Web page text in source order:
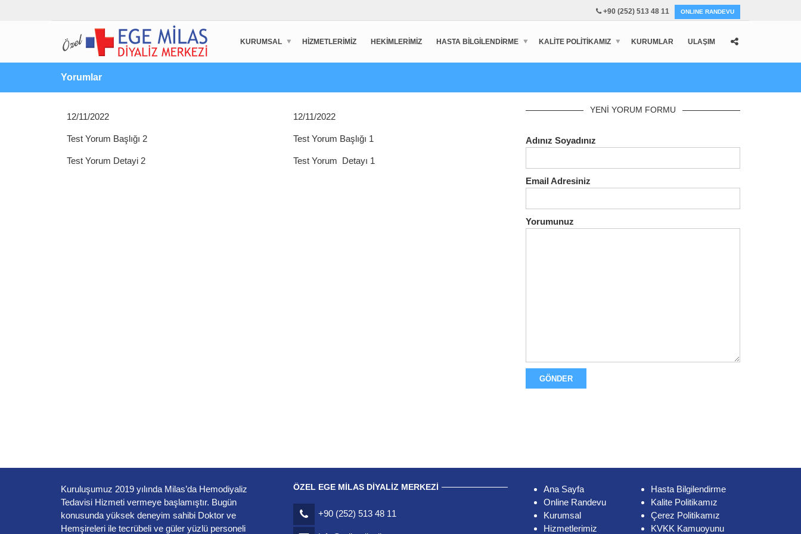
+90 (252) 513 48 11 ONLINE RANDEVU
KURUMSAL HIZMETLERIMIZ HEKIMLERIMIZ HASTA BILGILENDIRME KALITE POLITIKAMIZ KURUMLAR ULAŞIM
Yorumlar
12/11/2022
Test Yorum Başlığı 2
Test Yorum Detayi 2
12/11/2022
Test Yorum Başlığı 1
Test Yorum Detayı 1
YENİ YORUM FORMU
Adınız Soyadınız
Email Adresiniz
Yorumunuz
Kuruluşumuz 2019 yılında Milas’da Hemodiyaliz
Tedavisi Hizmeti vermeye başlamıştır. Bugün
konusunda yüksek deneyim sahibi Doktor ve
Hemşireleri ile tecrübeli ve güler yüzlü personeli
ÖZEL EGE MILAS DIYALIZ MERKEZI
+90 (252) 513 48 11
Ana Sayfa
Online Randevu
Kurumsal
Hizmetlerimiz
Hasta Bilgilendirme
Kalite Politikamız
Çerez Politikamız
KVKK Kamuoyunu